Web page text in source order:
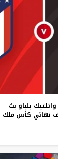
واتلتيك بلباو بث
نهائي كأس ملك